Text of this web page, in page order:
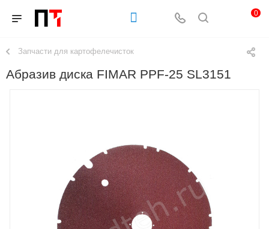
0
Запчасти для картофелечисток
Абразив диска FIMAR PPF-25 SL3151